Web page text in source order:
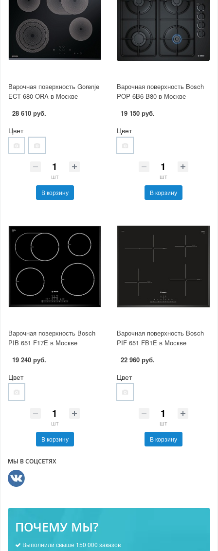
Варочная поверхность Gorenje
ECT 680 ORA в Москве
28 610 руб.
Цвет
шт
В корзину
Варочная поверхность Bosch
POP 6B6 B80 в Москве
19 150 руб.
Цвет
шт
В корзину
Варочная поверхность Bosch
PIB 651 F17E в Москве
19 240 руб.
Цвет
шт
В корзину
Варочная поверхность Bosch
PIF 651 FB1E в Москве
22 960 руб.
Цвет
шт
В корзину
МЫ В СОЦСЕТЯХ
ПОЧЕМУ МЫ?
Выполнили свыше 150 000 заказов